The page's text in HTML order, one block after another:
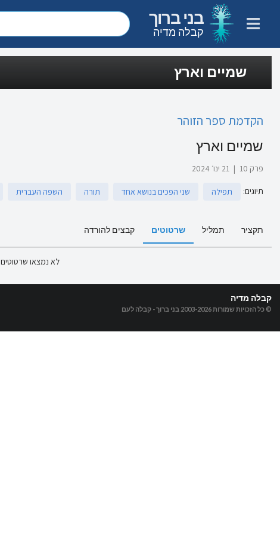
בני ברוך
קבלה מדיה
שמיים וארץ
הקדמת ספר הזוהר
שמיים וארץ
פרק 10 | 21 ינו׳ 2024
תיוגים: תפילה שני הפכים בנושא אחד תורה השפה העברית
תקציר תמליל שרטוטים קבצים להורדה
לא נמצאו שרטוטים
קבלה מדיה
© כל הזכויות שמורות 2003-2026 בני ברוך - קבלה לעם